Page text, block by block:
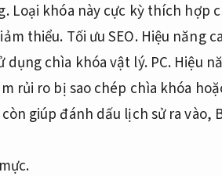
Loại khóa này cực kỳ thích hợp
thiểu. Tối ưu SEO. Hiệu năng
dụng chìa khóa vật lý. PC. Hiệu
rủi ro bị sao chép chìa khóa
giúp đánh dấu lịch sử ra vào,